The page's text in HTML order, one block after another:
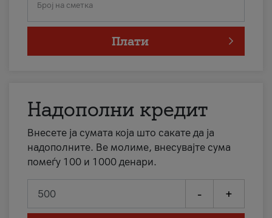
Број на сметка
Плати
Надополни кредит
Внесете ја сумата која што сакате да ја
надополните. Ве молиме, внесувајте сума
помеѓу 100 и 1000 денари.
- +